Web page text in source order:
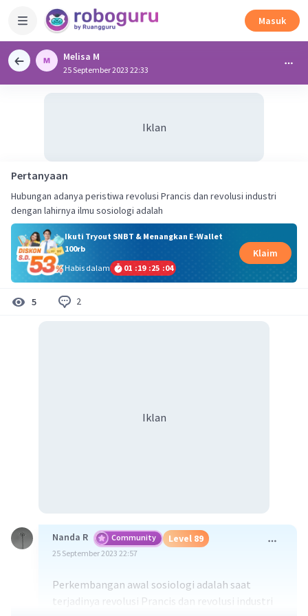
Masuk
Melisa M
25 September 2023 22:33
Iklan
Pertanyaan
Hubungan adanya peristiwa revolusi Prancis dan revolusi industri
dengan lahirnya ilmu sosiologi adalah
Ikuti Tryout SNBT & Menangkan E-Wallet
100rb
Habis dalam
01 :19 :25 :04
Klaim
5 2
Iklan
Nanda R Community Level 89
25 September 2023 22:57
Perkembangan awal sosiologi adalah saat
terjadinya revolusi Prancis dan revolusi industri